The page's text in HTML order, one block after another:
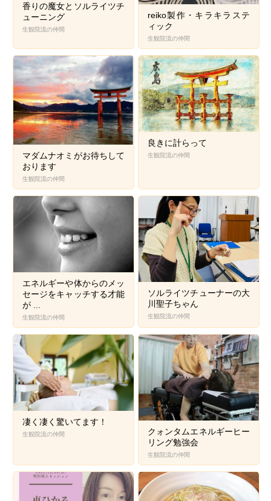
香りの魔女とソルライツチ
ューニング
生観院流の仲間
reiko製作・キラキラステ
ィック
生観院流の仲間
マダムナオミがお待ちして
おります
生観院流の仲間
良きに計らって
生観院流の仲間
エネルギーや体からのメッ
セージをキャッチする才能
が ...
生観院流の仲間
ソルライツチューナーの大
川聖子ちゃん
生観院流の仲間
凄く凄く驚いてます！
生観院流の仲間
クォンタムエネルギーヒー
リング勉強会
生観院流の仲間